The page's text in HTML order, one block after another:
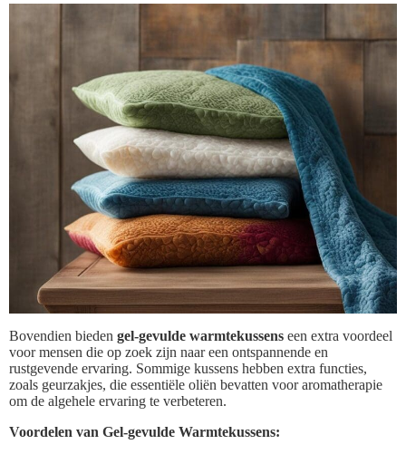
Bovendien bieden gel-gevulde warmtekussens een extra voordeel
voor mensen die op zoek zijn naar een ontspannende en
rustgevende ervaring. Sommige kussens hebben extra functies,
zoals geurzakjes, die essentiële oliën bevatten voor aromatherapie
om de algehele ervaring te verbeteren.
Voordelen van Gel-gevulde Warmtekussens: